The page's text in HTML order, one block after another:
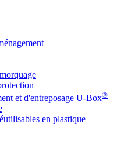
et d'entreposage U-Box®
en plastique